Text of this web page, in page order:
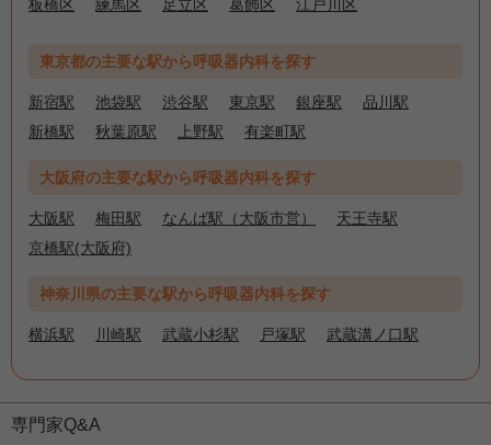
板橋区
練馬区 足立区 葛飾区 江戸川区
東京都の主要な駅から呼吸器内科を探す
新宿駅 池袋駅 渋谷駅 東京駅 銀座駅
品川駅
新橋駅
秋葉原駅 上野駅 有楽町駅
大阪府の主要な駅から呼吸器内科を探す
大阪駅 梅田駅 なんば駅（大阪市営）
天王寺駅
京橋駅(大阪府)
神奈川県の主要な駅から呼吸器内科を探す
横浜駅 川崎駅 武蔵小杉駅 戸塚駅 武蔵溝ノ口駅
専門家Q&A